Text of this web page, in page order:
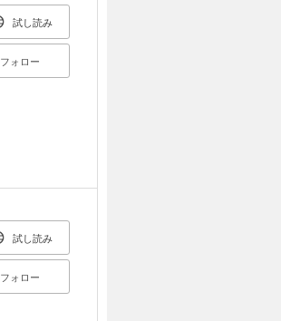
試し読み
フォロー
試し読み
フォロー